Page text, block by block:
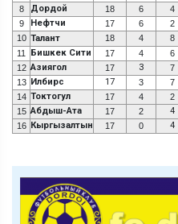
8 Дордой 18 6 4
9 Нефтчи 17 6 2
10 Талант 18 4 8
11
Бишкек Сити 17 4 6
12 Азиягол 17 3 7
13 Илбирс 17 3 7
14 Токтогул 17 4 2
15 Абдыш-Ата 17 2 4
16 Кыргызалтын 17 0 4